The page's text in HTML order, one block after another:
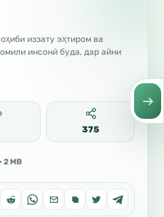
иззату эҳтиром ва
инсонӣ буда, дар айни
375
2 MB